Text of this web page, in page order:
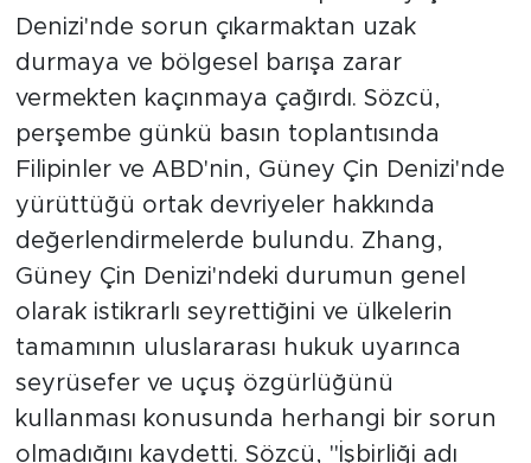
Denizi'nde sorun çıkarmaktan uzak
durmaya ve bölgesel barışa zarar
vermekten kaçınmaya çağırdı. Sözcü,
perşembe günkü basın toplantısında
Filipinler ve ABD'nin, Güney Çin Denizi'nde
yürüttüğü ortak devriyeler hakkında
değerlendirmelerde bulundu. Zhang,
Güney Çin Denizi'ndeki durumun genel
olarak istikrarlı seyrettiğini ve ülkelerin
tamamının uluslararası hukuk uyarınca
seyrüsefer ve uçuş özgürlüğünü
kullanması konusunda herhangi bir sorun
olmadığını kaydetti. Sözcü, "İşbirliği adı